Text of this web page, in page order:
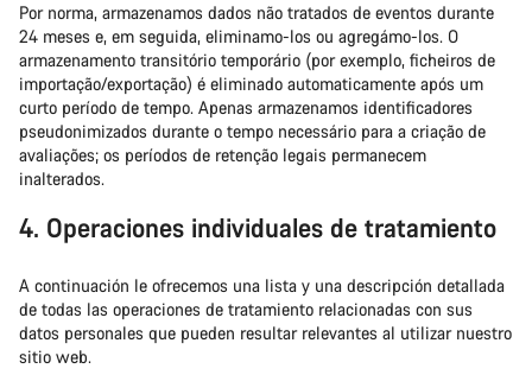
Por norma, armazenamos dados não tratados de eventos durante
24 meses e, em seguida, eliminamo-los ou agregámo-los. O
armazenamento transitório temporário (por exemplo, ficheiros de
importação/exportação) é eliminado automaticamente após um
curto período de tempo. Apenas armazenamos identificadores
pseudonimizados durante o tempo necessário para a criação de
avaliações; os períodos de retenção legais permanecem
inalterados.
4. Operaciones individuales de tratamiento
A continuación le ofrecemos una lista y una descripción detallada
de todas las operaciones de tratamiento relacionadas con sus
datos personales que pueden resultar relevantes al utilizar nuestro
sitio web.